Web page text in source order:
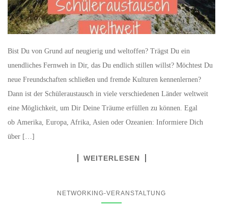
Bist Du von Grund auf neugierig und weltoffen? Trägst Du ein
unendliches Fernweh in Dir, das Du endlich stillen willst? Möchtest Du
neue Freundschaften schließen und fremde Kulturen kennenlernen?
Dann ist der Schüleraustausch in viele verschiedenen Länder weltweit
eine Möglichkeit, um Dir Deine Träume erfüllen zu können. Egal
ob Amerika, Europa, Afrika, Asien oder Ozeanien: Informiere Dich
über […]
WEITERLESEN
NETWORKING-VERANSTALTUNG